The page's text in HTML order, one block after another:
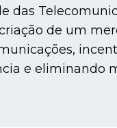
das
de um
e eliminando